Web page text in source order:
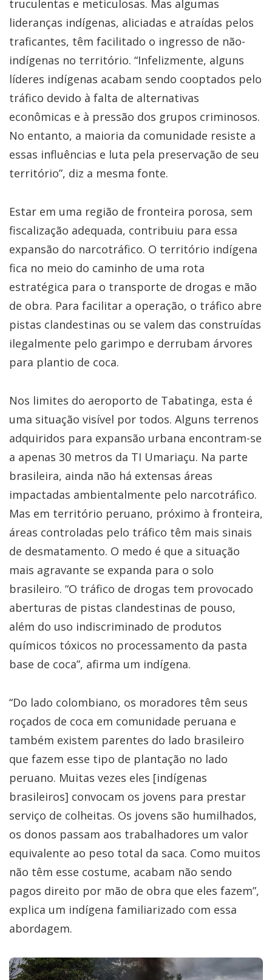
truculentas e meticulosas. Mas algumas
lideranças indígenas, aliciadas e atraídas pelos
traficantes, têm facilitado o ingresso de não-
indígenas no território. “Infelizmente, alguns
líderes indígenas acabam sendo cooptados pelo
tráfico devido à falta de alternativas
econômicas e à pressão dos grupos criminosos.
No entanto, a maioria da comunidade resiste a
essas influências e luta pela preservação de seu
território”, diz a mesma fonte.
Estar em uma região de fronteira porosa, sem
fiscalização adequada, contribuiu para essa
expansão do narcotráfico. O território indígena
fica no meio do caminho de uma rota
estratégica para o transporte de drogas e mão
de obra. Para facilitar a operação, o tráfico abre
pistas clandestinas ou se valem das construídas
ilegalmente pelo garimpo e derrubam árvores
para plantio de coca.
Nos limites do aeroporto de Tabatinga, esta é
uma situação visível por todos. Alguns terrenos
adquiridos para expansão urbana encontram-se
a apenas 30 metros da TI Umariaçu. Na parte
brasileira, ainda não há extensas áreas
impactadas ambientalmente pelo narcotráfico.
Mas em território peruano, próximo à fronteira,
áreas controladas pelo tráfico têm mais sinais
de desmatamento. O medo é que a situação
mais agravante se expanda para o solo
brasileiro. “O tráfico de drogas tem provocado
aberturas de pistas clandestinas de pouso,
além do uso indiscriminado de produtos
químicos tóxicos no processamento da pasta
base de coca”, afirma um indígena.
“Do lado colombiano, os moradores têm seus
roçados de coca em comunidade peruana e
também existem parentes do lado brasileiro
que fazem esse tipo de plantação no lado
peruano. Muitas vezes eles [indígenas
brasileiros] convocam os jovens para prestar
serviço de colheitas. Os jovens são humilhados,
os donos passam aos trabalhadores um valor
equivalente ao peso total da saca. Como muitos
não têm esse costume, acabam não sendo
pagos direito por mão de obra que eles fazem”,
explica um indígena familiarizado com essa
abordagem.